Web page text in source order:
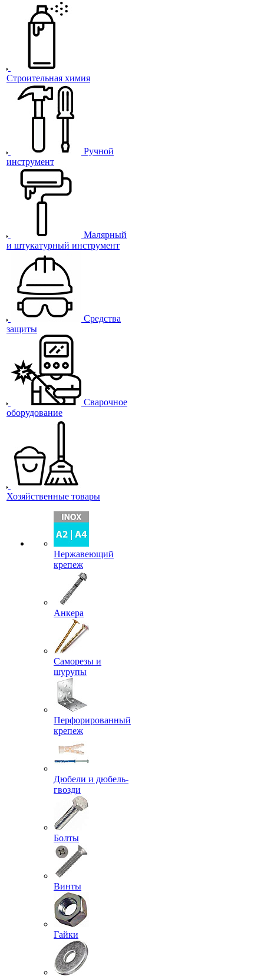
Строительная химия
Ручной
инструмент
Малярный
и штукатурный инструмент
Средства
защиты
Сварочное
оборудование
Хозяйственные товары
Нержавеющий
крепеж
Анкера
Саморезы и
шурупы
Перфорированный
крепеж
Дюбели и дюбель-
гвозди
Болты
Винты
Гайки